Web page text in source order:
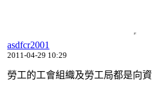
asdfcr2001
2011-04-29 10:29
勞工的工會組織及勞工局都是向